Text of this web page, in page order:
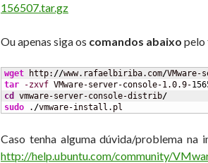
156507.tar.gz
Ou apenas siga os comandos abaixo pelo
wget http: //www.rafaelbiriba.com/
tar
-zxvf VMware-server-console-1.0.9-
cd
vmware-server-console-distrib/
sudo . /vmware-install.pl
Caso tenha alguma dúvida/problema na
http://help.ubuntu.com/community/